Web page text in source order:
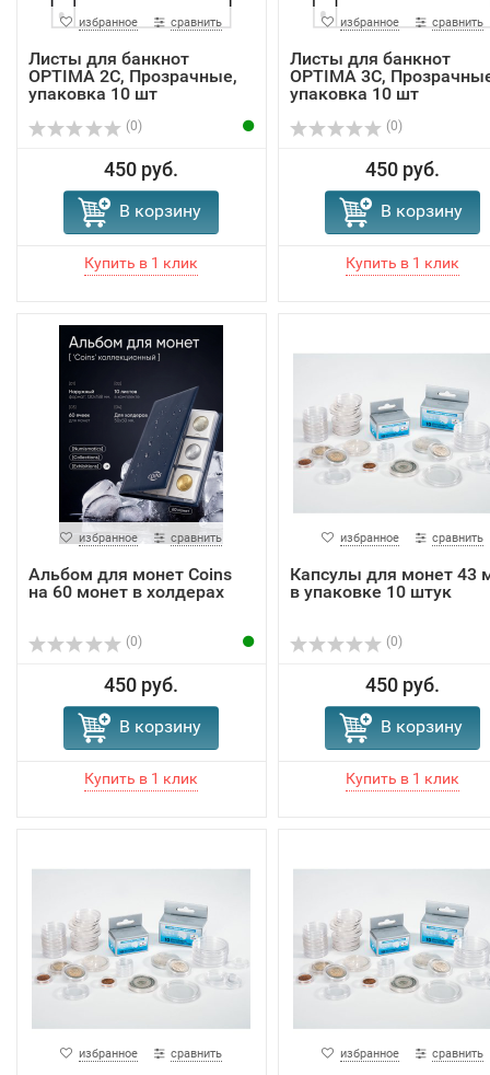
избранное сравнить
Листы для банкнот
OPTIMA 2C, Прозрачные,
упаковка 10 шт
(0)
450 руб.
В корзину
избранное сравнить
Листы для банкнот
OPTIMA 3C,
упаковка 10 шт
(0)
450 руб.
В корзину
избранное сравнить
Альбом для монет Coins
на 60 монет в холдерах
(0)
450 руб.
В корзину
избранное сравнить
Капсулы для монет 43
в упаковке 10 штук
(0)
450 руб.
В корзину
избранное сравнить избранное сравнить